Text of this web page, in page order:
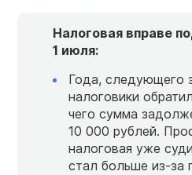
Налоговая вправе
1 июля:
Года, следующего
налоговики
чего сумма
10 000 рублей.
налоговая уже
стал больше из-за